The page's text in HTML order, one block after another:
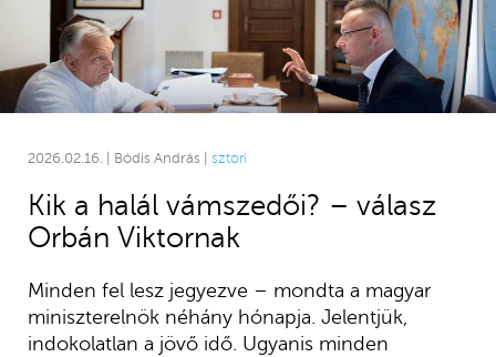
2026.02.16. | Bódis András | sztori
Kik a halál vámszedői? – válasz
Orbán Viktornak
Minden fel lesz jegyezve – mondta a magyar
miniszterelnök néhány hónapja. Jelentjük,
indokolatlan a jövő idő. Ugyanis minden